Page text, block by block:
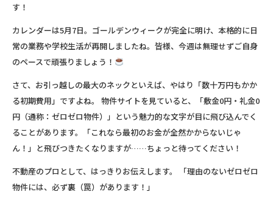
す！
カレンダーは5月7日。ゴールデンウィークが完全に明け、本格的に日
常の業務や学校生活が再開しましたね。皆様、今週は無理せずご自身
のペースで頑張りましょう！
さて、お引っ越しの最大のネックといえば、やはり「数十万円もかか
る初期費用」ですよね。 物件サイトを見ていると、
「敷金0円・礼金0
円（通称：ゼロゼロ物件）」 という魅力的な文字が目に飛び込んでく
ることがあります。「これなら最初のお金が全然かからないじゃ
ん！」と飛びつきたくなりますが……ちょっと待ってください！
不動産のプロとして、はっきりお伝えします。
「理由のないゼロゼロ
物件には、必ず裏（罠）があります！」